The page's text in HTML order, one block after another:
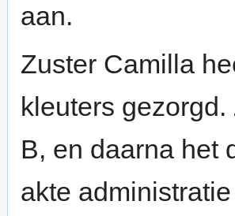
aan.
Zuster Camilla
kleuters
B, en daarna het
akte